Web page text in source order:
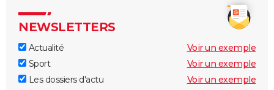
NEWSLETTERS
Actualité
Voir un exemple
Sport
Voir un exemple
Les dossiers d'actu
Voir un exemple